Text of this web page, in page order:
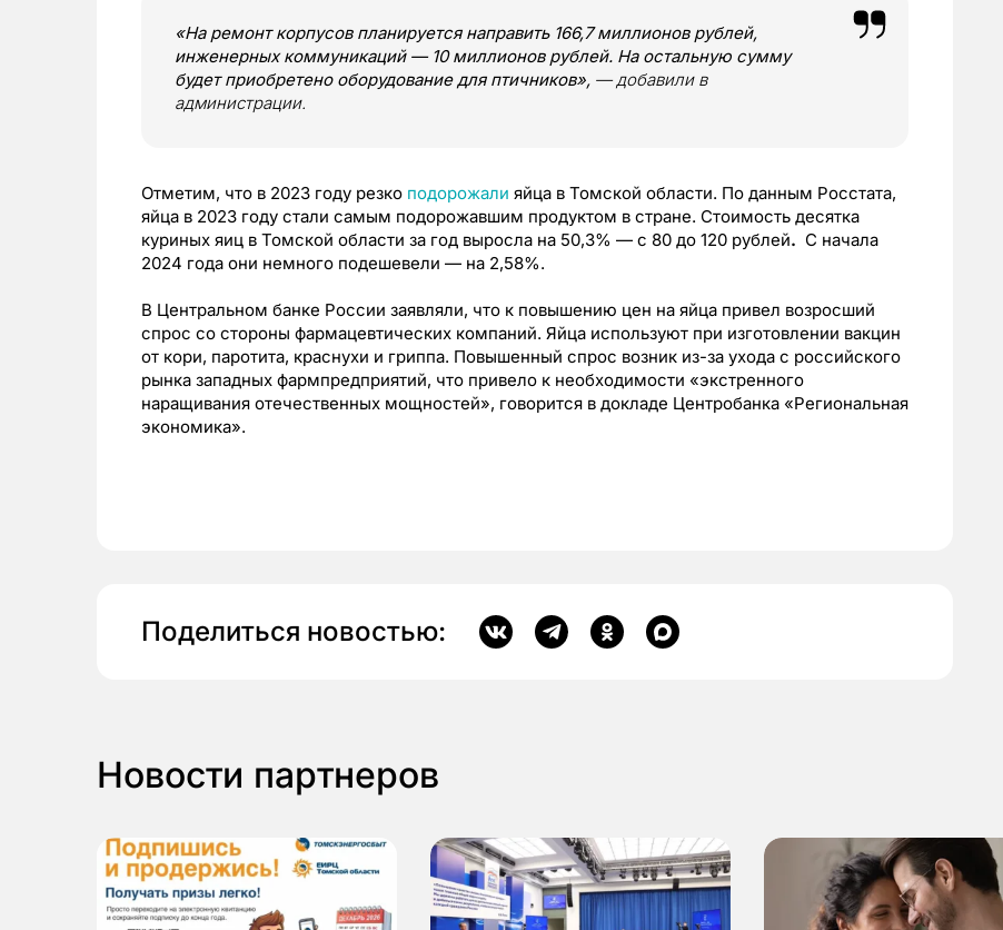
«На ремонт корпусов планируется направить 166,7 миллионов рублей,
инженерных коммуникаций — 10 миллионов рублей. На остальную сумму
будет приобретено оборудование для птичников», — добавили в
администрации.
Отметим, что в 2023 году резко подорожали яйца в Томской области. По данным Росстата,
яйца в 2023 году стали самым подорожавшим продуктом в стране. Стоимость десятка
куриных яиц в Томской области за год выросла на 50,3% — с 80 до 120 рублей. С начала
2024 года они немного подешевели — на 2,58%.
В Центральном банке России заявляли, что к повышению цен на яйца привел возросший
спрос со стороны фармацевтических компаний. Яйца используют при изготовлении вакцин
от кори, паротита, краснухи и гриппа. Повышенный спрос возник из-за ухода с российского
рынка западных фармпредприятий, что привело к необходимости «экстренного
наращивания отечественных мощностей», говорится в докладе Центробанка «Региональная
экономика».
Поделиться новостью:
Новости партнеров